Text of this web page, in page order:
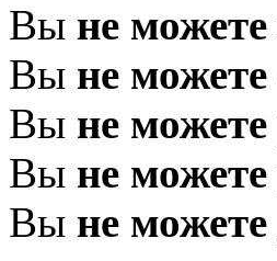
Вы не можете
Вы не можете
Вы не можете
Вы не можете
Вы не можете